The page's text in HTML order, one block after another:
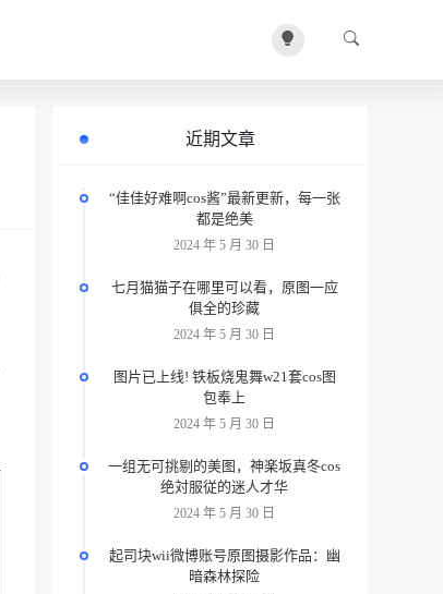
近期文章
“佳佳好难啊cos酱”最新更新，每一张
都是绝美
2024 年 5 月 30 日
七月猫猫子在哪里可以看，原图一应
俱全的珍藏
2024 年 5 月 30 日
图片已上线! 铁板烧鬼舞w21套cos图
包奉上
2024 年 5 月 30 日
一组无可挑剔的美图，神楽坂真冬cos
绝対服従的迷人才华
2024 年 5 月 30 日
起司块wii微博账号原图摄影作品：幽
暗森林探险